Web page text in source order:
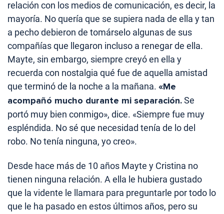
relación con los medios de comunicación, es decir, la
mayoría. No quería que se supiera nada de ella y tan
a pecho debieron de tomárselo algunas de sus
compañías que llegaron incluso a renegar de ella.
Mayte, sin embargo, siempre creyó en ella y
recuerda con nostalgia qué fue de aquella amistad
que terminó de la noche a la mañana. «Me
acompañó mucho durante mi separación.Se
portó muy bien conmigo», dice. «Siempre fue muy
espléndida. No sé que necesidad tenía de lo del
robo. No tenía ninguna, yo creo».
Desde hace más de 10 años Mayte y Cristina no
tienen ninguna relación. A ella le hubiera gustado
que la vidente le llamara para preguntarle por todo lo
que le ha pasado en estos últimos años, pero su